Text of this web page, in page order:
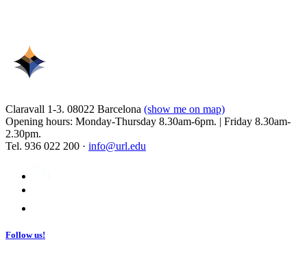
Claravall 1-3. 08022 Barcelona (show me on map)
Opening hours: Monday-Thursday 8.30am-6pm. | Friday 8.30am-
2.30pm.
Tel. 936 022 200 · info@url.edu
Follow us!